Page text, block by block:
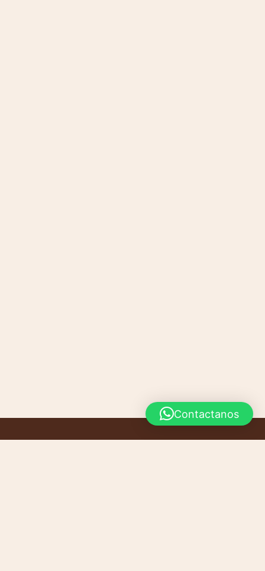
Contactanos